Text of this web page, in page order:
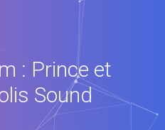
: Prince et
Sound